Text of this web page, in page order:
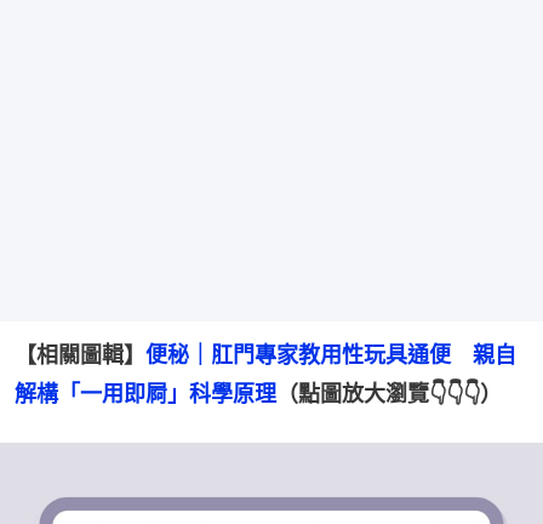
【相關圖輯】 便秘｜肛門專家教用性玩具通便　親自
解構「一用即屙」科學原理 （點圖放大瀏覽👇👇👇）